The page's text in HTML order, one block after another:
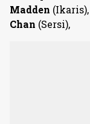
Madden (Ikaris),
Chan (Sersi),